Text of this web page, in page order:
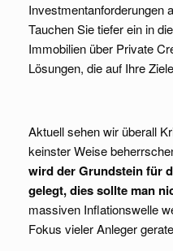
Investmentanforderungen
Tauchen Sie tiefer ein in
Immobilien über Private
Lösungen, die auf Ihre
Aktuell sehen wir überall
keinster Weise
wird der Grundstein für
gelegt, dies sollte man
massiven Inflationswelle
Fokus vieler Anleger